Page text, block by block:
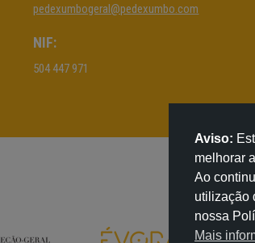
pedexumbogeral@pedexumbo.com
NIF:
504 447 971
Aviso:
melhorar
Ao
utilização
nossa
Mais